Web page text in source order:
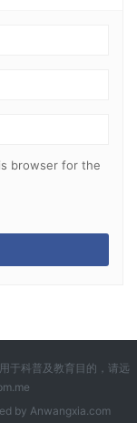
browser for the
于科普及教育目的，请远
by Anwangxia.com